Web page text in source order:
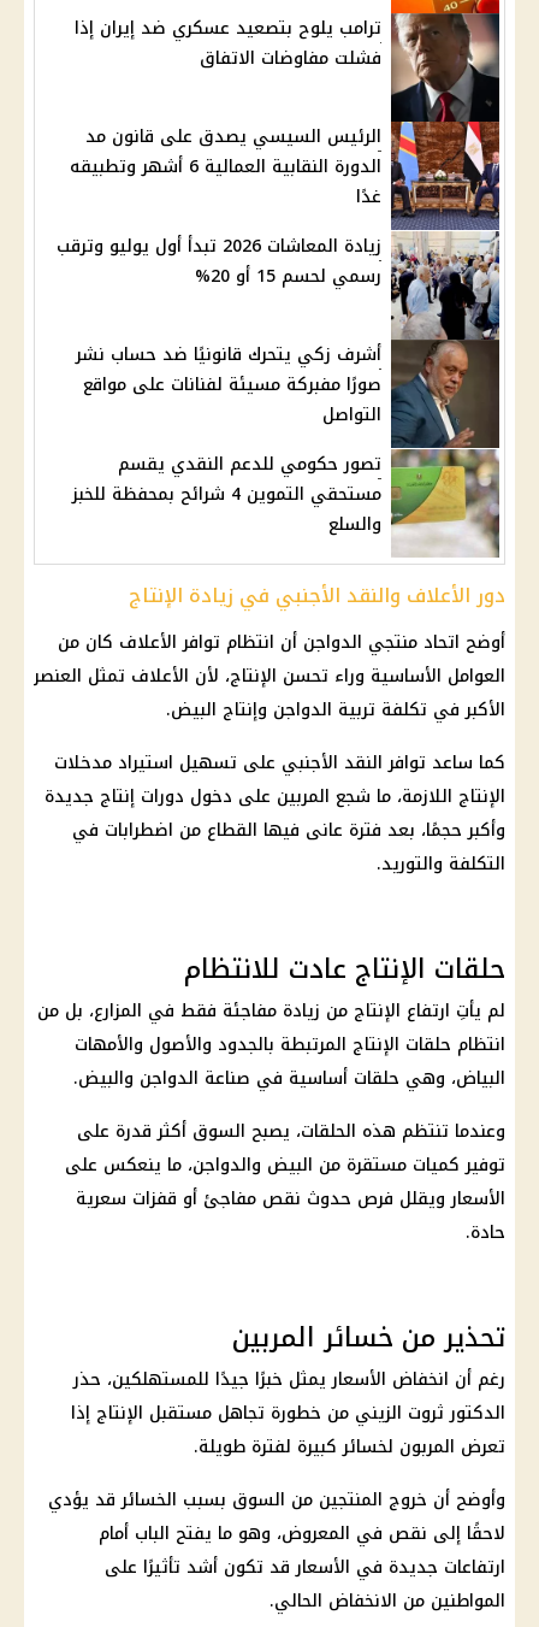
ترامب يلوح بتصعيد عسكري ضد إيران إذا
فشلت مفاوضات الاتفاق
الرئيس السيسي يصدق على قانون مد
الدورة النقابية العمالية 6 أشهر وتطبيقه
غدًا
زيادة المعاشات 2026 تبدأ أول يوليو وترقب
رسمي لحسم 15 أو 20%
أشرف زكي يتحرك قانونيًا ضد حساب نشر
صورًا مفبركة مسيئة لفنانات على مواقع
التواصل
تصور حكومي للدعم النقدي يقسم
مستحقي التموين 4 شرائح بمحفظة للخبز
والسلع
دور الأعلاف والنقد الأجنبي في زيادة الإنتاج
أوضح اتحاد منتجي الدواجن أن انتظام توافر الأعلاف كان من
العوامل الأساسية وراء تحسن الإنتاج، لأن الأعلاف تمثل العنصر
الأكبر في تكلفة تربية الدواجن وإنتاج البيض.
كما ساعد توافر النقد الأجنبي على تسهيل استيراد مدخلات
الإنتاج اللازمة، ما شجع المربين على دخول دورات إنتاج جديدة
وأكبر حجمًا، بعد فترة عانى فيها القطاع من اضطرابات في
التكلفة والتوريد.
حلقات الإنتاج عادت للانتظام
لم يأتِ ارتفاع الإنتاج من زيادة مفاجئة فقط في المزارع، بل من
انتظام حلقات الإنتاج المرتبطة بالجدود والأصول والأمهات
البياض، وهي حلقات أساسية في صناعة الدواجن والبيض.
وعندما تنتظم هذه الحلقات، يصبح السوق أكثر قدرة على
توفير كميات مستقرة من البيض والدواجن، ما ينعكس على
الأسعار ويقلل فرص حدوث نقص مفاجئ أو قفزات سعرية
حادة.
تحذير من خسائر المربين
رغم أن انخفاض الأسعار يمثل خبرًا جيدًا للمستهلكين، حذر
الدكتور ثروت الزيني من خطورة تجاهل مستقبل الإنتاج إذا
تعرض المربون لخسائر كبيرة لفترة طويلة.
وأوضح أن خروج المنتجين من السوق بسبب الخسائر قد يؤدي
لاحقًا إلى نقص في المعروض، وهو ما يفتح الباب أمام
ارتفاعات جديدة في الأسعار قد تكون أشد تأثيرًا على
المواطنين من الانخفاض الحالي.